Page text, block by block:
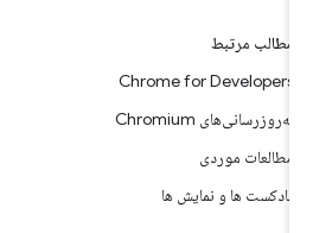
مطالب مرتبط
Chrome for Developers
به‌روزرسانی‌های Chromium
مطالعات موردی
پادکست ها و نمایش ها